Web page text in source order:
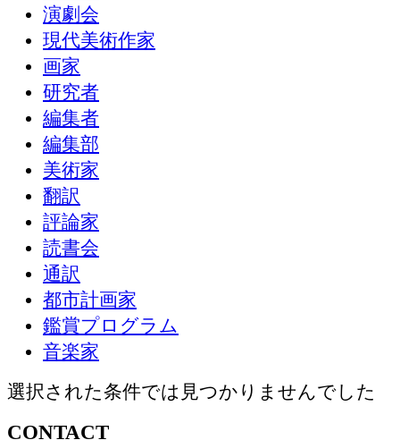
演劇会
現代美術作家
画家
研究者
編集者
編集部
美術家
翻訳
評論家
読書会
通訳
都市計画家
鑑賞プログラム
音楽家
選択された条件では見つかりませんでした
CONTACT